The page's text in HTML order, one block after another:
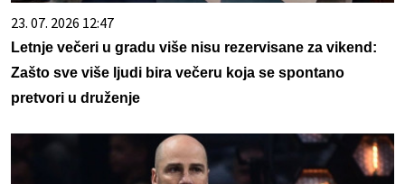
23. 07. 2026 12:47
Letnje večeri u gradu više nisu rezervisane za vikend:
Zašto sve više ljudi bira večeru koja se spontano
pretvori u druženje